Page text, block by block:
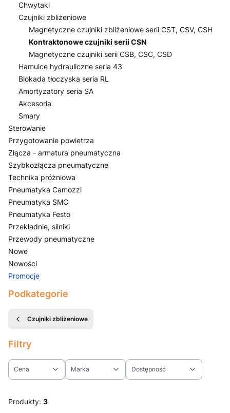
Chwytaki
Czujniki zbliżeniowe
Magnetyczne czujniki zbliżeniowe serii CST, CSV, CSH
Kontraktonowe czujniki serii CSN
Magnetyczne czujniki serii CSB, CSC, CSD
Hamulce hydrauliczne seria 43
Blokada tłoczyska seria RL
Amortyzatory seria SA
Akcesoria
Smary
Sterowanie
Przygotowanie powietrza
Złącza - armatura pneumatyczna
Szybkozłącza pneumatyczne
Technika próżniowa
Pneumatyka Camozzi
Pneumatyka SMC
Pneumatyka Festo
Przekładnie, silniki
Przewody pneumatyczne
Nowe
Nowości
Promocje
Koniec menu
Podkategorie
Czujniki zbliżeniowe
Filtry
Cena Marka Dostępność
Produkty: 3